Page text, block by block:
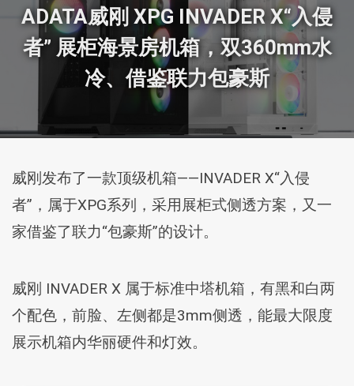
ADATA威刚 XPG INVADER X“入侵
者” 展柜海景房机箱，双360mm水
冷、借鉴联力包豪斯
威刚发布了一款顶级机箱——INVADER X“入侵
者”，属于XPG系列，采用展柜式侧透方案，又一
家借鉴了联力“包豪斯”的设计。
威刚 INVADER X 属于标准中塔机箱，有黑和白两
个配色，前脸、左侧都是3mm侧透，能最大限度
展示机箱内华丽硬件和灯效。